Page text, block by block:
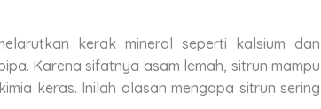
kerak mineral seperti kalsium dan
Karena sifatnya asam lemah, sitrun mampu
keras. Inilah alasan mengapa sitrun sering